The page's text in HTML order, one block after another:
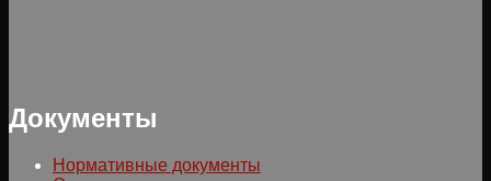
Документы
Нормативные документы